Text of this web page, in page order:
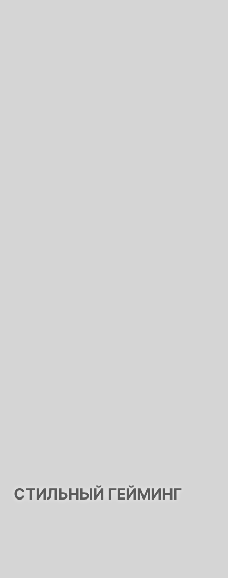
СТИЛЬНЫЙ ГЕЙМИНГ